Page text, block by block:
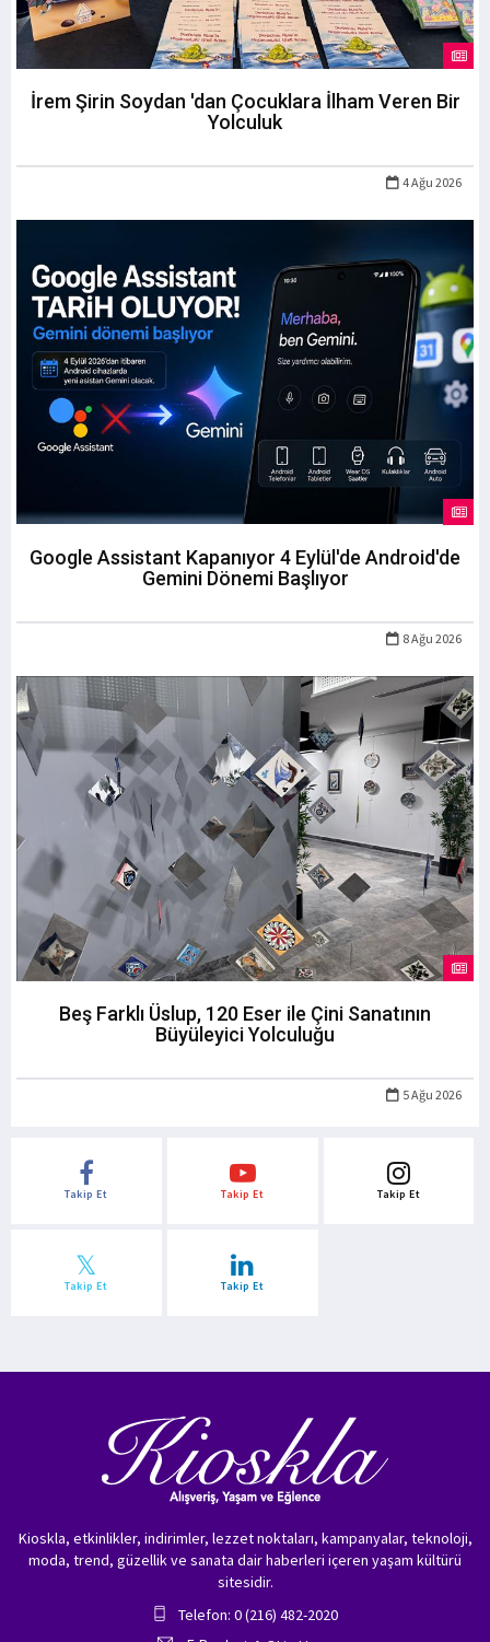
İrem Şirin Soydan 'dan Çocuklara İlham Veren Bir
Yolculuk
4 Ağu 2026
Google Assistant Kapanıyor 4 Eylül'de Android'de
Gemini Dönemi Başlıyor
8 Ağu 2026
Beş Farklı Üslup, 120 Eser ile Çini Sanatının
Büyüleyici Yolculuğu
5 Ağu 2026
Takip Et Takip Et Takip Et
Takip Et Takip Et
Kioskla, etkinlikler, indirimler, lezzet noktaları, kampanyalar, teknoloji,
moda, trend, güzellik ve sanata dair haberleri içeren yaşam kültürü
sitesidir.
Telefon: 0 (216) 482-2020